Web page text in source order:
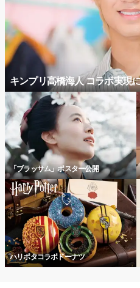
キンプリ高橋海人 コラボ実現
「ブラッサム」ポスター公開
ハリポタコラボドーナツ